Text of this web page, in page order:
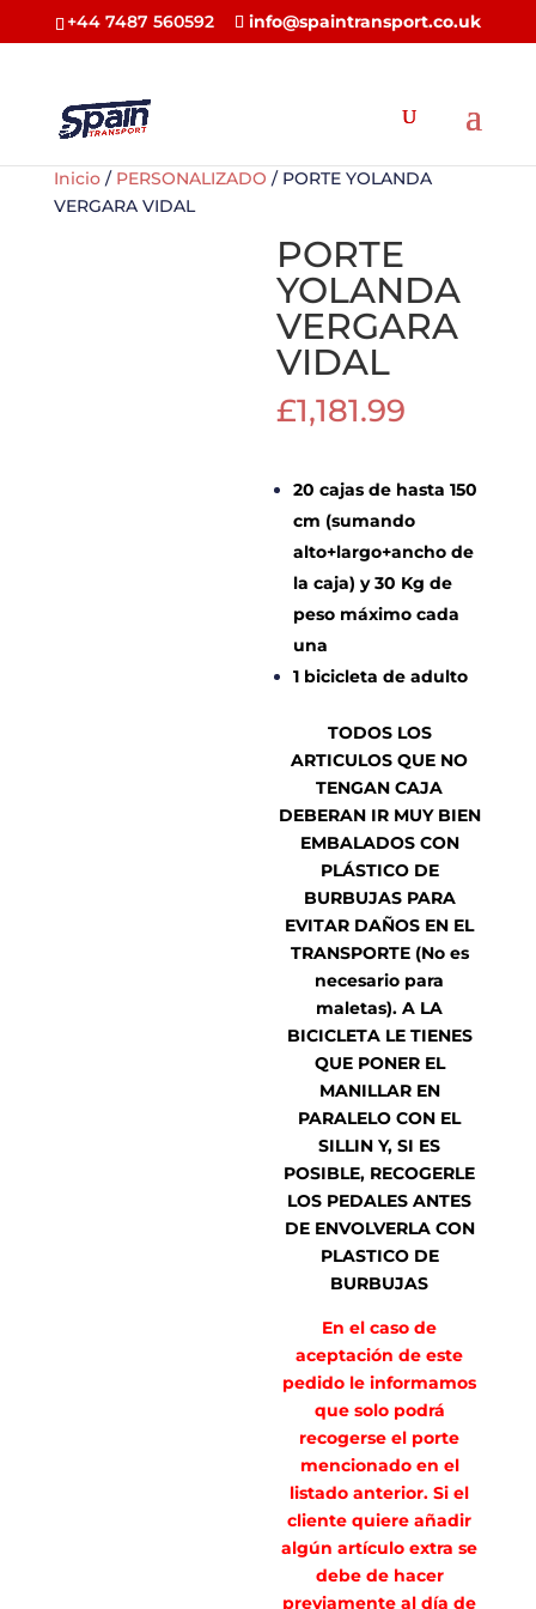
+44 7487 560592 info@spaintransport.co.uk
Inicio/ PERSONALIZADO / PORTE YOLANDA
VERGARA VIDAL
PORTE
YOLANDA
VERGARA
VIDAL
£1,181.99
20 cajas de hasta 150
cm (sumando
alto+largo+ancho de
la caja) y 30 Kg de
peso máximo cada
una
1 bicicleta de adulto
TODOS LOS
ARTICULOS QUE NO
TENGAN CAJA
DEBERAN IR MUY BIEN
EMBALADOS CON
PLÁSTICO DE
BURBUJAS PARA
EVITAR DAÑOS EN EL
TRANSPORTE (No es
necesario para
maletas). A LA
BICICLETA LE TIENES
QUE PONER EL
MANILLAR EN
PARALELO CON EL
SILLIN Y, SI ES
POSIBLE, RECOGERLE
LOS PEDALES ANTES
DE ENVOLVERLA CON
PLASTICO DE
BURBUJAS
En el caso de
aceptación de este
pedido le informamos
que solo podrá
recogerse el porte
mencionado en el
listado anterior. Si el
cliente quiere añadir
algún artículo extra se
debe de hacer
previamente al día de